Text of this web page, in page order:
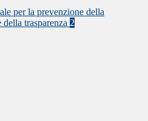
per la prevenzione della
trasparenza 2